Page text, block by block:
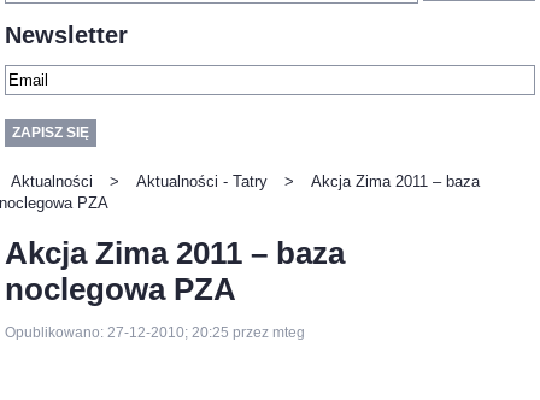
Newsletter
Aktualności > Aktualności - Tatry >
Akcja Zima 2011 – baza
noclegowa PZA
Akcja Zima 2011 – baza
noclegowa PZA
Opublikowano: 27-12-2010; 20:25 przez mteg